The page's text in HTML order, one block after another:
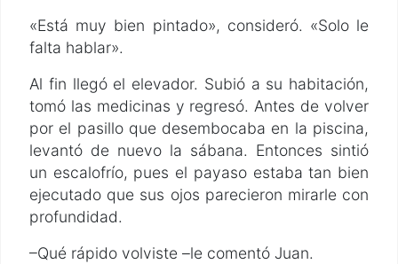
«Está muy bien pintado», consideró. «Solo le
falta hablar».
Al fin llegó el elevador. Subió a su habitación,
tomó las medicinas y regresó. Antes de volver
por el pasillo que desembocaba en la piscina,
levantó de nuevo la sábana. Entonces sintió
un escalofrío, pues el payaso estaba tan bien
ejecutado que sus ojos parecieron mirarle con
profundidad.
–Qué rápido volviste –le comentó Juan.